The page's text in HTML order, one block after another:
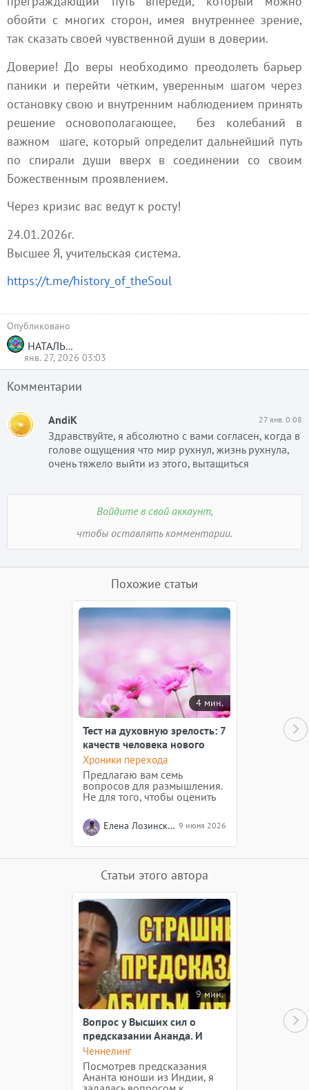
обойти с многих сторон, имея внутреннее зрение,
так сказать своей чувственной души в доверии.
Доверие! До веры необходимо преодолеть барьер
паники и перейти чётким, уверенным шагом через
остановку свою и внутренним наблюдением принять
решение основополагающее, без колебаний в
важном шаге, который определит дальнейший путь
по спирали души вверх в соединении со своим
Божественным проявлением.
Через кризис вас ведут к росту!
24.01.2026г.
Высшее Я, учительская система.
https://t.me/history_of_theSoul
Опубликовано
НАТАЛЬЯ ШВЕЦ
янв. 27, 2026 03:03
Комментарии
27 янв. 0:08
AndiK
Здравствуйте, я абсолютно с вами согласен, когда в
голове ощущения что мир рухнул, жизнь рухнула,
очень тяжело выйти из этого, вытащиться
Войдите в свой аккаунт,
чтобы оставлять комментарии.
Похожие статьи
4 мин.
Тест на духовную зрелость: 7
качеств человека нового
времени
Хроники перехода
Предлагаю вам семь
вопросов для размышления.
Не для того, чтобы оценить
сравнить себя с другими. А
для того, чтобы увидеть, где
Елена Лозинская 9 июня 2026
Статьи этого автора
9 мин.
Вопрос у Высших сил о
предсказании Ананда. И
чего же ждать России?
Ченнелинг
Посмотрев предсказания
Ананта юноши из Индии, я